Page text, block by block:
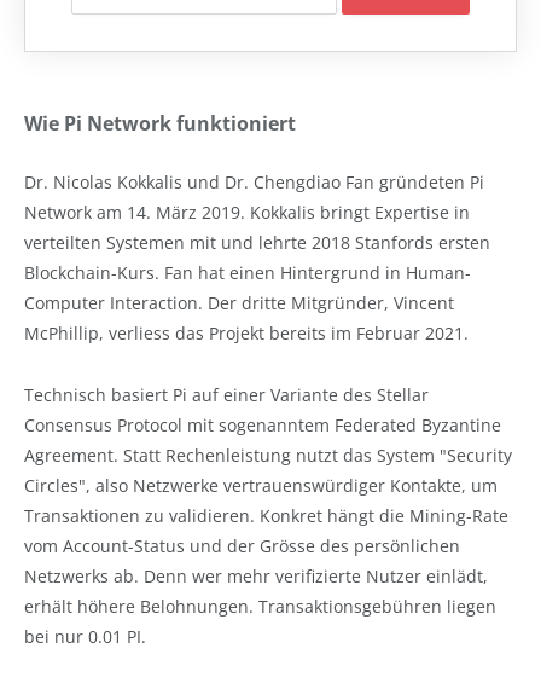
Wie Pi Network funktioniert
Dr. Nicolas Kokkalis und Dr. Chengdiao Fan gründeten Pi
Network am 14. März 2019. Kokkalis bringt Expertise in
verteilten Systemen mit und lehrte 2018 Stanfords ersten
Blockchain-Kurs. Fan hat einen Hintergrund in Human-
Computer Interaction. Der dritte Mitgründer, Vincent
McPhillip, verliess das Projekt bereits im Februar 2021.
Technisch basiert Pi auf einer Variante des Stellar
Consensus Protocol mit sogenanntem Federated Byzantine
Agreement. Statt Rechenleistung nutzt das System "Security
Circles", also Netzwerke vertrauenswürdiger Kontakte, um
Transaktionen zu validieren. Konkret hängt die Mining-Rate
vom Account-Status und der Grösse des persönlichen
Netzwerks ab. Denn wer mehr verifizierte Nutzer einlädt,
erhält höhere Belohnungen. Transaktionsgebühren liegen
bei nur 0.01 PI.